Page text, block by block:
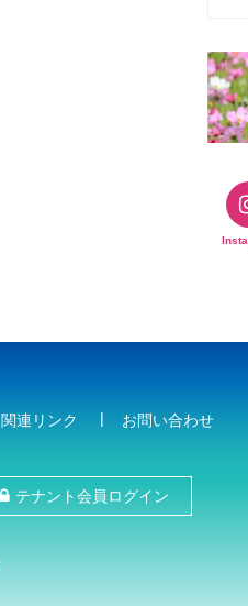
関連リンク お問い合わせ
テナント会員ログイン